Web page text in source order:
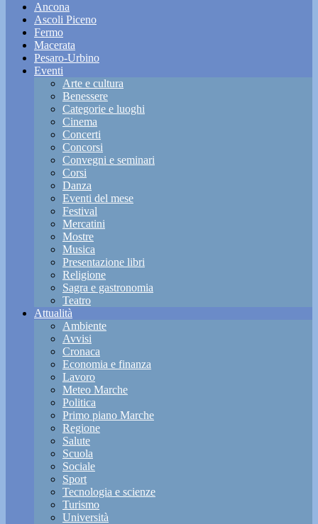
Ancona
Ascoli Piceno
Fermo
Macerata
Pesaro-Urbino
Eventi
Arte e cultura
Benessere
Categorie e luoghi
Cinema
Concerti
Concorsi
Convegni e seminari
Corsi
Danza
Eventi del mese
Festival
Mercatini
Mostre
Musica
Presentazione libri
Religione
Sagra e gastronomia
Teatro
Attualità
Ambiente
Avvisi
Cronaca
Economia e finanza
Lavoro
Meteo Marche
Politica
Primo piano Marche
Regione
Salute
Scuola
Sociale
Sport
Tecnologia e scienze
Turismo
Università